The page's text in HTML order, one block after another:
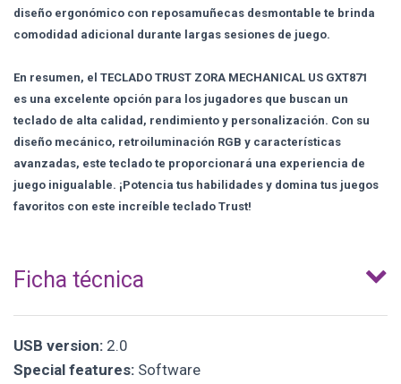
diseño ergonómico con reposamuñecas desmontable te brinda
comodidad adicional durante largas sesiones de juego.
En resumen, el TECLADO TRUST ZORA MECHANICAL US GXT871
es una excelente opción para los jugadores que buscan un
teclado de alta calidad, rendimiento y personalización. Con su
diseño mecánico, retroiluminación RGB y características
avanzadas, este teclado te proporcionará una experiencia de
juego inigualable. ¡Potencia tus habilidades y domina tus juegos
favoritos con este increíble teclado Trust!
Ficha técnica
USB version: 2.0
Special features: Software